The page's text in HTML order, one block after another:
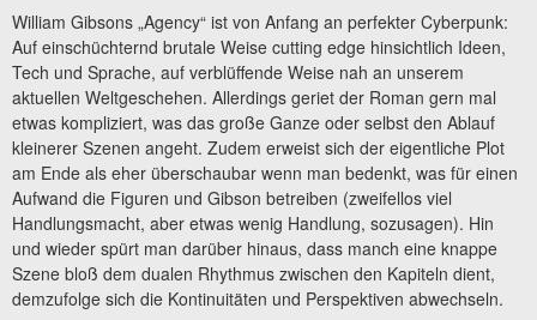
William Gibsons „Agency“ ist von Anfang an perfekter Cyberpunk:
Auf einschüchternd brutale Weise cutting edge hinsichtlich Ideen,
Tech und Sprache, auf verblüffende Weise nah an unserem
aktuellen Weltgeschehen. Allerdings geriet der Roman gern mal
etwas kompliziert, was das große Ganze oder selbst den Ablauf
kleinerer Szenen angeht. Zudem erweist sich der eigentliche Plot
am Ende als eher überschaubar wenn man bedenkt, was für einen
Aufwand die Figuren und Gibson betreiben (zweifellos viel
Handlungsmacht, aber etwas wenig Handlung, sozusagen). Hin
und wieder spürt man darüber hinaus, dass manch eine knappe
Szene bloß dem dualen Rhythmus zwischen den Kapiteln dient,
demzufolge sich die Kontinuitäten und Perspektiven abwechseln.